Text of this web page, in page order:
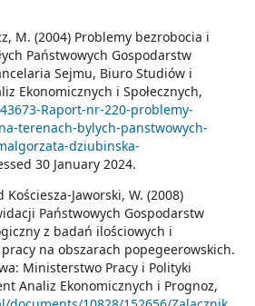
M. (2004) Problemy bezrobocia i
Państwowych Gospodarstw
Sejmu, Biuro Studiów i
Ekonomicznych i Społecznych,
Raport-nr-220-problemy-
terenach-bylych-panstwowych-
dziubinska-
30 January 2024.
Kościesza-Jaworski, W. (2008)
Państwowych Gospodarstw
z badań ilościowych i
pracy na obszarach popegeerowskich.
Ministerstwo Pracy i Polityki
Analiz Ekonomicznych i Prognoz,